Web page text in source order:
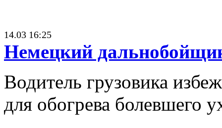
14.03 16:25
Немецкий
Водитель грузовика
для обогрева болевшего